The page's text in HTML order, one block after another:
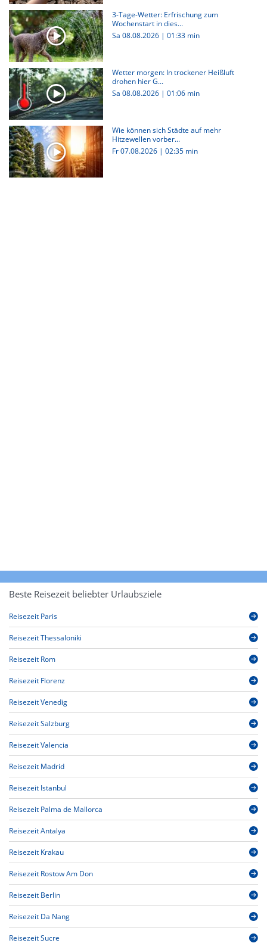
3-Tage-Wetter: Erfrischung zum
Wochenstart in dies...
Sa 08.08.2026 | 01:33 min
Wetter morgen: In trockener Heißluft
drohen hier G...
Sa 08.08.2026 | 01:06 min
Wie können sich Städte auf mehr
Hitzewellen vorber...
Fr 07.08.2026 | 02:35 min
Beste Reisezeit beliebter Urlaubsziele
Reisezeit Paris
Reisezeit Thessaloniki
Reisezeit Rom
Reisezeit Florenz
Reisezeit Venedig
Reisezeit Salzburg
Reisezeit Valencia
Reisezeit Madrid
Reisezeit Istanbul
Reisezeit Palma de Mallorca
Reisezeit Antalya
Reisezeit Krakau
Reisezeit Rostow Am Don
Reisezeit Berlin
Reisezeit Da Nang
Reisezeit Sucre